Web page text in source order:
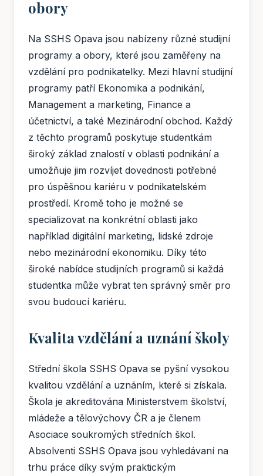
obory
Na SSHS Opava jsou nabízeny různé studijní
programy a obory, které jsou zaměřeny na
vzdělání pro podnikatelky. Mezi hlavní studijní
programy patří Ekonomika a podnikání,
Management a marketing, Finance a
účetnictví, a také Mezinárodní obchod. Každý
z těchto programů poskytuje studentkám
široký základ znalostí v oblasti podnikání a
umožňuje jim rozvíjet dovednosti potřebné
pro úspěšnou kariéru v podnikatelském
prostředí. Kromě toho je možné se
specializovat na konkrétní oblasti jako
například digitální marketing, lidské zdroje
nebo mezinárodní ekonomiku. Díky této
široké nabídce studijních programů si každá
studentka může vybrat ten správný směr pro
svou budoucí kariéru.
Kvalita vzdělání a uznání školy
Střední škola SSHS Opava se pyšní vysokou
kvalitou vzdělání a uznáním, které si získala.
Škola je akreditována Ministerstvem školství,
mládeže a tělovýchovy ČR a je členem
Asociace soukromých středních škol.
Absolventi SSHS Opava jsou vyhledávaní na
trhu práce díky svým praktickým